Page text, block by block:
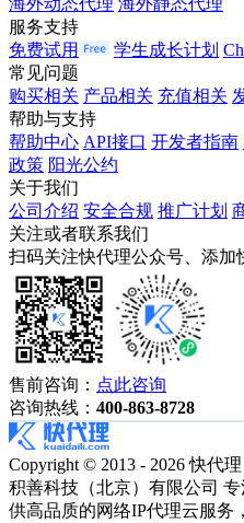
海外动态代理 海外静态代理
服务支持
免费试用
学生成长计划
常见问题
购买相关 产品相关 充值相关
帮助与支持
帮助中心 API接口 开发者指南
政策 阳光公约
关于我们
公司介绍 安全合规 推广计划
关注或者联系我们
扫码关注快代理公众号、添加
售前咨询： 点此咨询
咨询热线： 400-863-8728
Copyright © 2013 - 2026 快代
积善科技（北京）有限公司
供高品质的网络IP代理云服务